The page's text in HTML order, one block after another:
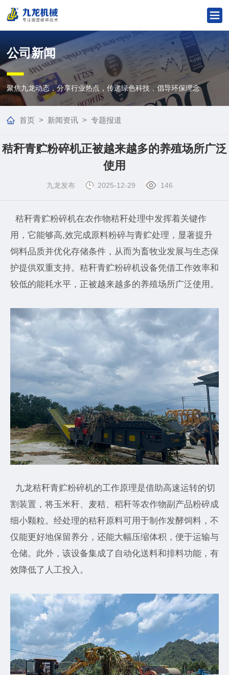
公司新闻
聚焦九龙动态，分享行业热点，传递绿色科技，倡导环保理念
首页 > 新闻资讯 > 专题报道
秸秆青贮粉碎机正被越来越多的养殖场所广泛
使用
九龙发布 2025-12-29 146
秸秆青贮粉碎机在农作物秸秆处理中发挥着关键作
用，它能够高,效完成原料粉碎与青贮处理，显著提升
饲料品质并优化存储条件，从而为畜牧业发展与生态保
护提供双重支持。秸秆青贮粉碎机设备凭借工作效率和
较低的能耗水平，正被越来越多的养殖场所广泛使用。
九龙秸秆青贮粉碎机的工作原理是借助高速运转的切
割装置，将玉米秆、麦秸、稻秆等农作物副产品粉碎成
细小颗粒。经处理的秸秆原料可用于制作发酵饲料，不
仅能更好地保留养分，还能大幅压缩体积，便于运输与
仓储。此外，该设备集成了自动化送料和排料功能，有
效降低了人工投入。